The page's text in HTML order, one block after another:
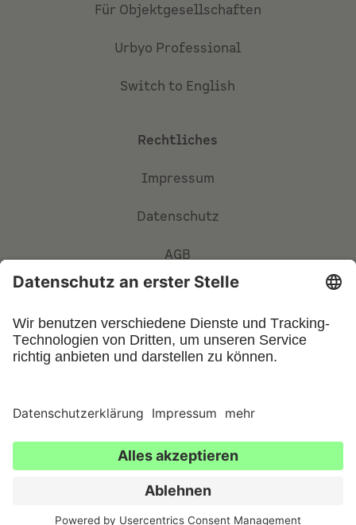
Für Objektgesellschaften
Urbyo Professional
Switch to English
Rechtliches
Impressum
Datenschutz
AGB
Privatsphäre-Einstellungen
©2026UFIN Technology GmbH